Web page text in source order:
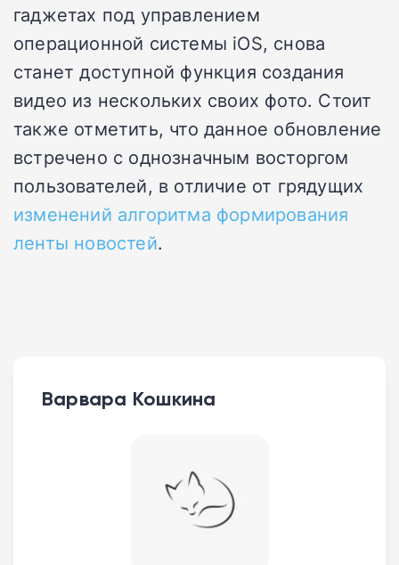
гаджетах под управлением
операционной системы iOS, снова
станет доступной функция создания
видео из нескольких своих фото. Стоит
также отметить, что данное обновление
встречено с однозначным восторгом
пользователей, в отличие от грядущих
изменений алгоритма формирования
ленты новостей.
Варвара Кошкина